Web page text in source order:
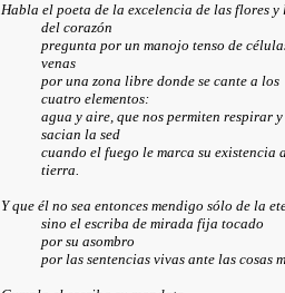
Habla el poeta de la excelencia de las flores y
del corazón
pregunta por un manojo tenso de
venas
por una zona libre donde se cante a los
cuatro elementos:
agua y aire, que nos permiten respirar y
sacian la sed
cuando el fuego le marca su existencia
tierra.
Y que él no sea entonces mendigo sólo de la
sino el escriba de mirada fija tocado
por su asombro
por las sentencias vivas ante las cosas